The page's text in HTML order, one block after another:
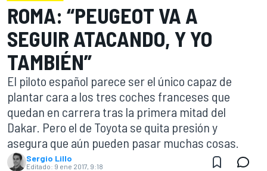
ROMA: “PEUGEOT VA A
SEGUIR ATACANDO, Y YO
TAMBIÉN”
El piloto español parece ser el único capaz de
plantar cara a los tres coches franceses que
quedan en carrera tras la primera mitad del
Dakar. Pero el de Toyota se quita presión y
asegura que aún pueden pasar muchas cosas.
Sergio Lillo
Editado: 9 ene 2017, 9:18